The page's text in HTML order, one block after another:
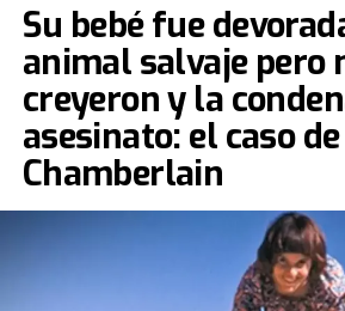
muy grandes, ovalados y
puntiagudas, nariz pequeña, y una
de exactos 9 dientes-hasta las
tienen 9 dientes-: no sabemos si es
simpática o algo malévola. El que
primera vez no sabe si se trata de
siniestra.
Según sus creadores la describen en
Labubu es “buena y siempre está
pero a menudo, sin querer, consigue
Su bebé fue
animal salvaje pero
creyeron y la
asesinato: el caso
Chamberlain